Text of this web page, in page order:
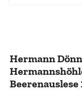
Hermann
Beerenauslese